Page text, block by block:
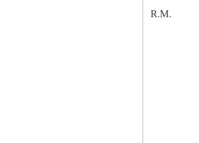
R.M.